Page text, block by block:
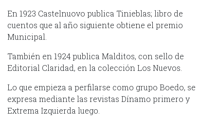
En 1923 Castelnuovo publica Tinieblas; libro de
cuentos que al año siguiente obtiene el premio
Municipal.
También en 1924 publica Malditos, con sello de
Editorial Claridad, en la colección Los Nuevos.
Lo que empieza a perfilarse como grupo Boedo, se
expresa mediante las revistas Dínamo primero y
Extrema Izquierda luego.